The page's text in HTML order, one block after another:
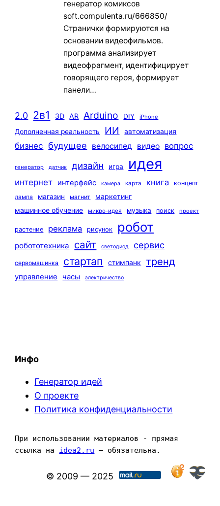
генератор комиксов
soft.compulenta.ru/666850/
Странички формируются на
основании видеофильмов.
программа анализирует
видеофрагмент, идентифицирует
говорящего героя, формирует
панели…
2.0 2в1 3D AR Arduino DIY iPhone
Дополненная реальность ИИ автоматизация
бизнес будущее велосипед видео вопрос
генератор датчик дизайн игра идея
интернет интерфейс камера карта книга
концепт
лампа
магазин магнит
маркетинг
машинное обучение
микро-идея музыка поиск проект
растение реклама рисунок робот
робототехника сайт светодиод сервис
сервомашинка стартап стимпанк тренд
управление часы электричество
Инфо
Генератор идей
О проекте
Политика конфиденциальности
При использовании материалов - прямая
ссылка на idea2.ru — обязательна.
© 2009 — 2025